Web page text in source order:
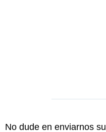
No dude en enviarnos